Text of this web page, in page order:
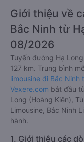
Giới thiệu về
Bắc Ninh từ
08/2026
Tuyến đường Hạ
127 km. Trung bình
limousine đi Bắc Ninh
Vexere.com
Long (Hoàng Kiên),